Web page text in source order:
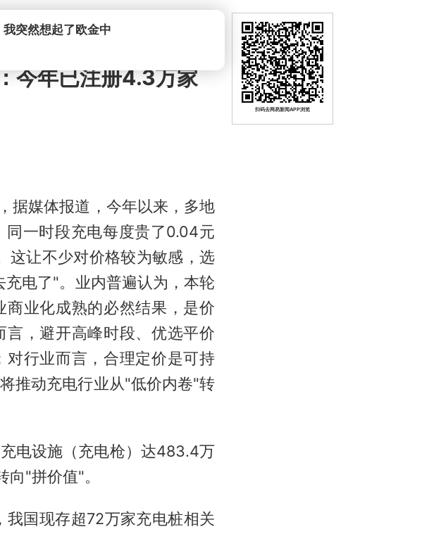
今年已注册4.3万家
据媒体报道，今年以来，多地
一时段充电每度贵了0.04元
这让不少对价格较为敏感，选
电了"。业内普遍认为，本轮
业化成熟的必然结果，是价
，避开高峰时段、优选平价
行业而言，合理定价是可持
推动充电行业从"低价内卷"转
电设施（充电枪）达483.4万
"拼价值"。
国现存超72万家充电桩相关
扫码去网易新闻APP浏览